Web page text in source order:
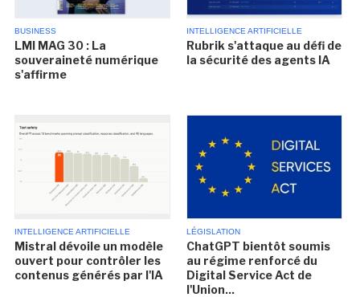
BUSINESS
LMI MAG 30 : La
souveraineté numérique
s'affirme
INTELLIGENCE ARTIFICIELLE
Rubrik s'attaque au défi de
la sécurité des agents IA
INTELLIGENCE ARTIFICIELLE
Mistral dévoile un modèle
ouvert pour contrôler les
contenus générés par l'IA
LÉGISLATION
ChatGPT bientôt soumis
au régime renforcé du
Digital Service Act de
l'Union...